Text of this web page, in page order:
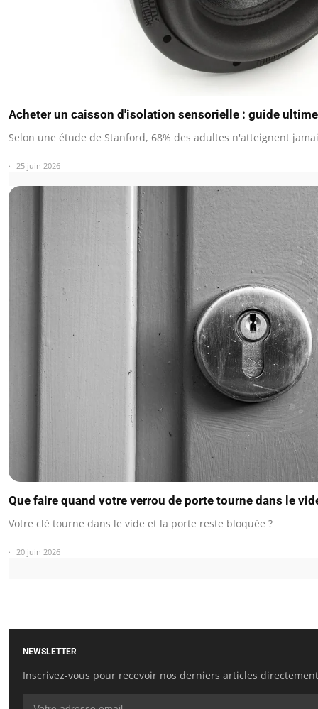
Acheter un caisson d'isolation sensorielle : guide
Selon une étude de Stanford, 68% des adultes n'atteignent
25 juin 2026
Que faire quand votre verrou de porte tourne dans le
Votre clé tourne dans le vide et la porte reste bloquée ?
20 juin 2026
NEWSLETTER
Inscrivez-vous pour recevoir nos derniers articles